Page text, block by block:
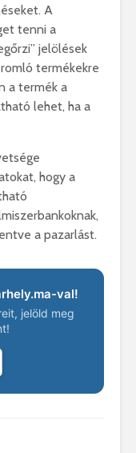
A
tenni a
jelölések
romló termékekre
a termék a
lehet, ha a
hogy a
a pazarlást.
val!
jelöld meg